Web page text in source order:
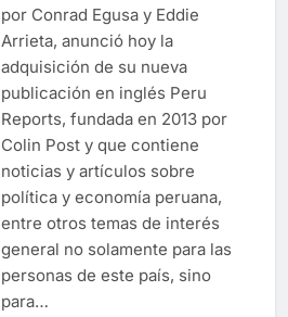
por Conrad Egusa y Eddie
Arrieta, anunció hoy la
adquisición de su nueva
publicación en inglés Peru
Reports, fundada en 2013 por
Colin Post y que contiene
noticias y artículos sobre
política y economía peruana,
entre otros temas de interés
general no solamente para las
personas de este país, sino
para…